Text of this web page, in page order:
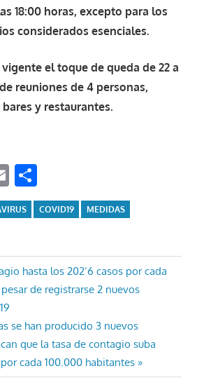
18:00 horas, excepto para los
considerados esenciales.
el toque de queda de 22 a
reuniones de 4 personas,
y restaurantes.
EmailCompartir
COVID19
MEDIDAS
hasta los 202’6 casos por cada
de registrarse 2 nuevos
se han producido 3 nuevos
que la tasa de contagio suba
por cada 100.000 habitantes